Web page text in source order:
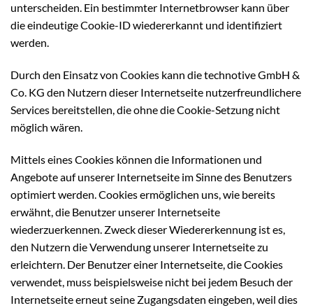
unterscheiden. Ein bestimmter Internetbrowser kann über
die eindeutige Cookie-ID wiedererkannt und identifiziert
werden.
Durch den Einsatz von Cookies kann die technotive GmbH &
Co. KG den Nutzern dieser Internetseite nutzerfreundlichere
Services bereitstellen, die ohne die Cookie-Setzung nicht
möglich wären.
Mittels eines Cookies können die Informationen und
Angebote auf unserer Internetseite im Sinne des Benutzers
optimiert werden. Cookies ermöglichen uns, wie bereits
erwähnt, die Benutzer unserer Internetseite
wiederzuerkennen. Zweck dieser Wiedererkennung ist es,
den Nutzern die Verwendung unserer Internetseite zu
erleichtern. Der Benutzer einer Internetseite, die Cookies
verwendet, muss beispielsweise nicht bei jedem Besuch der
Internetseite erneut seine Zugangsdaten eingeben, weil dies